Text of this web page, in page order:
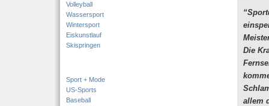
Volleyball
Wassersport
Wintersport
Eiskunstlauf
Skispringen
Sport + Mode
US-Sports
Baseball
Die
allem